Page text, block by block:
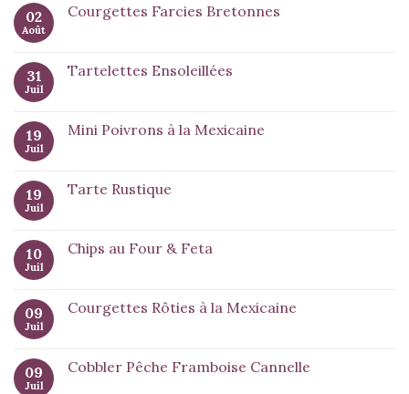
02
Août
Courgettes Farcies Bretonnes
31
Juil
Tartelettes Ensoleillées
19
Juil
Mini Poivrons à la Mexicaine
19
Juil
Tarte Rustique
10
Juil
Chips au Four & Feta
09
Juil
Courgettes Rôties à la Mexicaine
09
Juil
Cobbler Pêche Framboise Cannelle